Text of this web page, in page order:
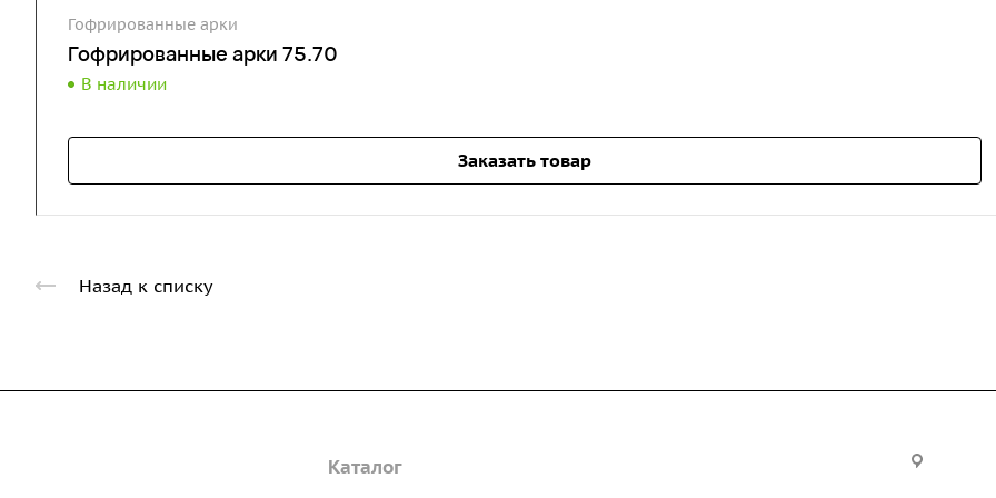
Гофрированные арки
Гофрированные арки 75.70
В наличии
Заказать товар
Назад к списку
Каталог